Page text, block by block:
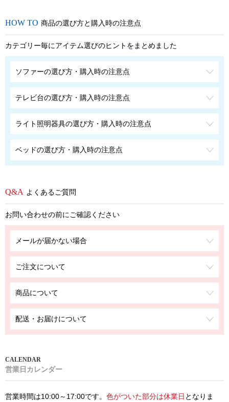
商品の選び方と購入時の注意点
カテゴリー毎にアイテム選びのヒントをまとめました
ソファーの選び方・購入時の注意点
テレビ台の選び方・購入時の注意点
ライト照明器具の選び方・購入時の注意点
ベッドの選び方・購入時の注意点
よくあるご質問
お問い合わせの前にご確認ください
メールが届かない場合
ご注文について
商品について
配送・お届けについて
営業日カレンダー
営業時間は10:00～17:00です。 色がついた部分は休業日 となりま